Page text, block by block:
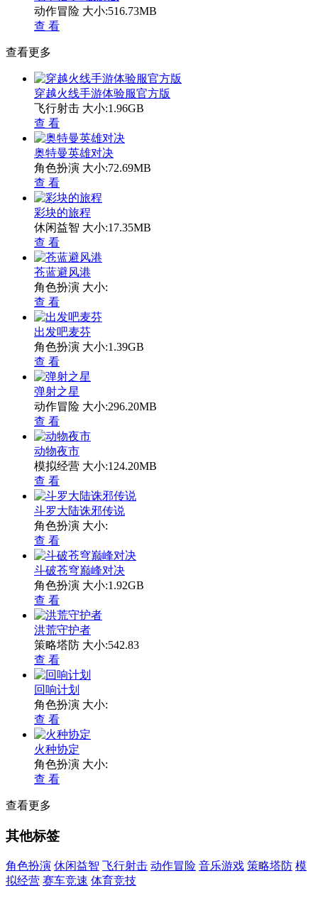
动作冒险 大小:516.73MB
查 看
查看更多
穿越火线手游体验服官方版
飞行射击 大小:1.96GB
查 看
奥特曼英雄对决
角色扮演 大小:72.69MB
查 看
彩块的旅程
休闲益智 大小:17.35MB
查 看
苍蓝避风港
角色扮演 大小:
查 看
出发吧麦芬
角色扮演 大小:1.39GB
查 看
弹射之星
动作冒险 大小:296.20MB
查 看
动物夜市
模拟经营 大小:124.20MB
查 看
斗罗大陆诛邪传说
角色扮演 大小:
查 看
斗破苍穹巅峰对决
角色扮演 大小:1.92GB
查 看
洪荒守护者
策略塔防 大小:542.83
查 看
回响计划
角色扮演 大小:
查 看
火种协定
角色扮演 大小:
查 看
查看更多
其他标签
角色扮演 休闲益智 飞行射击 动作冒险 音乐游戏 策略塔防 模
拟经营 赛车竞速 体育竞技